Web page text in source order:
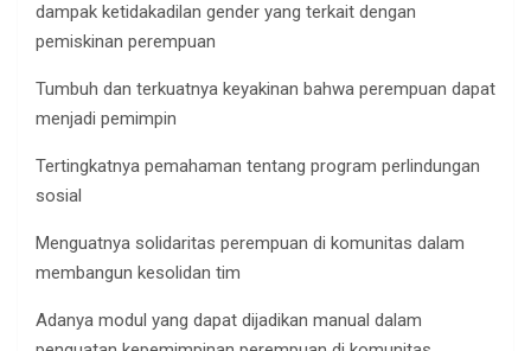
dampak ketidakadilan gender yang terkait dengan
pemiskinan perempuan
Tumbuh dan terkuatnya keyakinan bahwa perempuan dapat
menjadi pemimpin
Tertingkatnya pemahaman tentang program perlindungan
sosial
Menguatnya solidaritas perempuan di komunitas dalam
membangun kesolidan tim
Adanya modul yang dapat dijadikan manual dalam